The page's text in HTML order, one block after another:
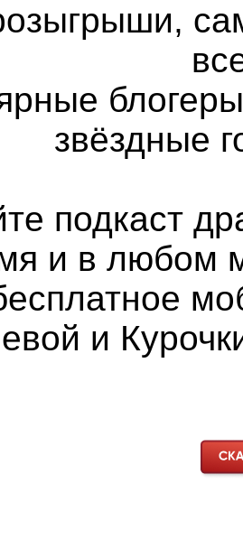
звёздные
подкаст
и в любом
и